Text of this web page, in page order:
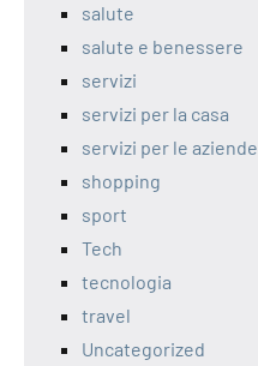
salute
salute e benessere
servizi
servizi per la casa
servizi per le aziende
shopping
sport
Tech
tecnologia
travel
Uncategorized